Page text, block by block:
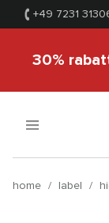
+49 7231
30%
home / label /